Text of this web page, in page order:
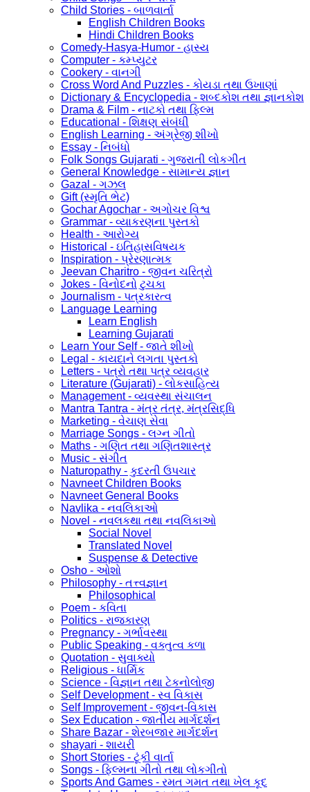
Child Stories - બાળવાર્તા
English Children Books
Hindi Children Books
Comedy-Hasya-Humor - હાસ્ય
Computer - કમ્પ્યુટર
Cookery - વાનગી
Cross Word And Puzzles - કોયડા તથા ઉખાણાં
Dictionary & Encyclopedia - શબ્દકોશ તથા જ્ઞાનકોશ
Drama & Film - નાટકો તથા ફિલ્મ
Educational - શિક્ષણ સંબંધી
English Learning - અંગ્રેજી શીખો
Essay - નિબંધો
Folk Songs Gujarati - ગુજરાતી લોકગીત
General Knowledge - સામાન્ય જ્ઞાન
Gazal - ગઝલ
Gift (સ્મૃતિ ભેટ)
Gochar Agochar - અગોચર વિશ્વ
Grammar - વ્યાકરણના પુસ્તકો
Health - આરોગ્ય
Historical - ઇતિહાસવિષયક
Inspiration - પ્રેરણાત્મક
Jeevan Charitro - જીવન ચરિત્રો
Jokes - વિનોદનો ટુચકા
Journalism - પત્રકારત્વ
Language Learning
Learn English
Learning Gujarati
Learn Your Self - જાતે શીખો
Legal - કાયદાને લગતા પુસ્તકો
Letters - પત્રો તથા પત્ર વ્યવહાર
Literature (Gujarati) - લોકસાહિત્ય
Management - વ્યવસ્થા સંચાલન
Mantra Tantra - મંત્ર તંત્ર, મંત્રસિદ્ધિ
Marketing - વેચાણ સેવા
Marriage Songs - લગ્ન ગીતો
Maths - ગણિત તથા ગણિતશાસ્ત્ર
Music - સંગીત
Naturopathy - કુદરતી ઉપચાર
Navneet Children Books
Navneet General Books
Navlika - નવલિકાઓ
Novel - નવલકથા તથા નવલિકાઓ
Social Novel
Translated Novel
Suspense & Detective
Osho - ઓશો
Philosophy - તત્ત્વજ્ઞાન
Philosophical
Poem - કવિતા
Politics - રાજકારણ
Pregnancy - ગર્ભાવસ્થા
Public Speaking - વક્તુત્વ કળા
Quotation - સુવાક્યો
Religious - ધાર્મિક
Science - વિજ્ઞાન તથા ટેકનોલોજી
Self Development - સ્વ વિકાસ
Self Improvement - જીવન-વિકાસ
Sex Education - જાતીય માર્ગદર્શન
Share Bazar - શેરબજાર માર્ગદર્શન
shayari - શાયરી
Short Stories - ટૂંકી વાર્તા
Songs - ફિલ્મના ગીતો તથા લોકગીતો
Sports And Games - રમત ગમત તથા ખેલ કૂદ